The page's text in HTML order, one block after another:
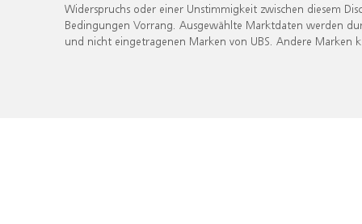
Widerspruchs oder einer Unstimmigkeit zwischen diesem
Bedingungen Vorrang. Ausgewählte Marktdaten werden
und nicht eingetragenen Marken von UBS. Andere Marken